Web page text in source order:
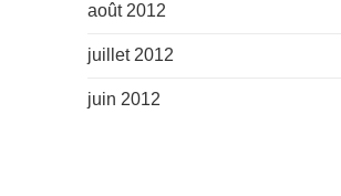
août 2012
juillet 2012
juin 2012